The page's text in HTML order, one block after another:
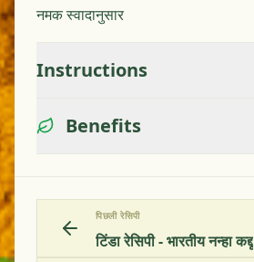
नमक स्वादानुसार
Instructions
Benefits
पिछली रेसिपी
टिंडा रेसिपी - भारतीय नन्हा कद्दू